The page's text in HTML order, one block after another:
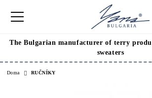
The Bulgarian manufacturer of terry
sweaters
Doma RUČNÍKY